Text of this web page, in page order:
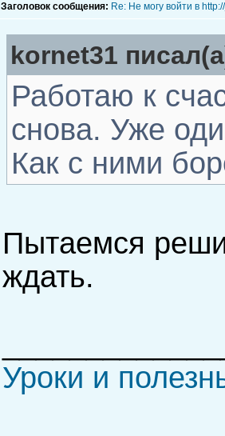
Заголовок сообщения: Re: Не могу войти в
kornet31
Работаю к
снова. Уже
Как с ними
Пытаемся
ждать.
Уроки и